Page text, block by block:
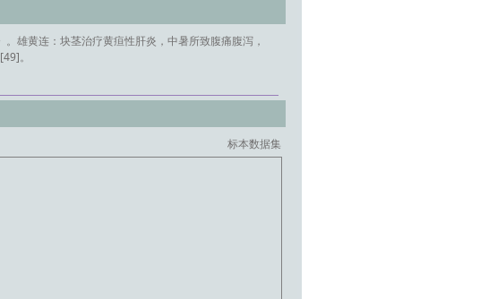
雄黄连：块茎治疗黄疸性肝炎，中暑所致腹痛腹泻，
。
标本数据集